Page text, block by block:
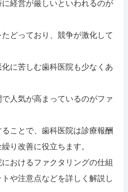
査定依頼
414-4107
おすすめ記事
経営が厳しいといわれるのが
どっており、競争が激化して
に苦しむ歯科医院も少なくあ
人気が高まっているのがファ
ことで、歯科医院は診療報酬
り改善に役立ちます。
おけるファクタリングの仕組
や注意点などを詳しく解説し